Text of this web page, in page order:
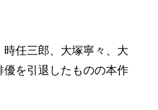
任三郎、大塚寧々、大
を引退したものの本作